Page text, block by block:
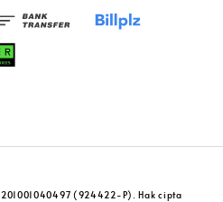
201001040497 (924422-P). Hak cipta